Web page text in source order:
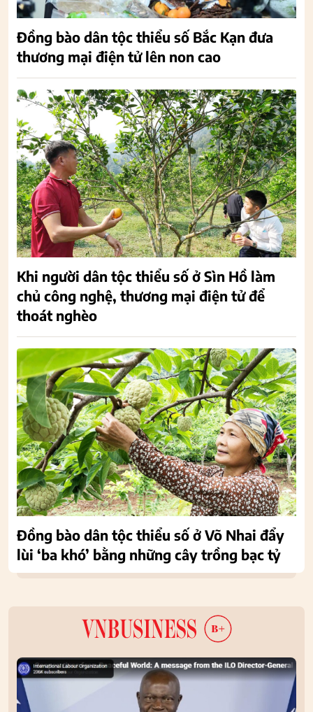
Đồng bào dân tộc thiểu số Bắc Kạn đưa
thương mại điện tử lên non cao
Khi người dân tộc thiểu số ở Sìn Hồ làm
chủ công nghệ, thương mại điện tử để
thoát nghèo
Đồng bào dân tộc thiểu số ở Võ Nhai đẩy
lùi ‘ba khó’ bằng những cây trồng bạc tỷ